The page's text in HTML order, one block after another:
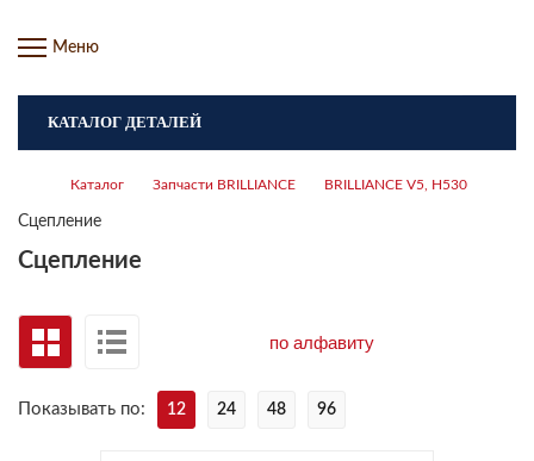
Меню
КАТАЛОГ ДЕТАЛЕЙ
Каталог Запчасти BRILLIANCE BRILLIANCE V5, H530
Сцепление
Сцепление
Показывать по: 12 24 48 96